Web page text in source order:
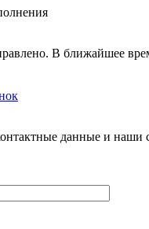
В ближайшее
данные и наши